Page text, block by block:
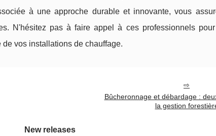
à une approche durable et innovante, vous
N'hésitez pas à faire appel à ces professionnels
vos installations de chauffage.
Bûcheronnage et débardage :
la gestion
New releases